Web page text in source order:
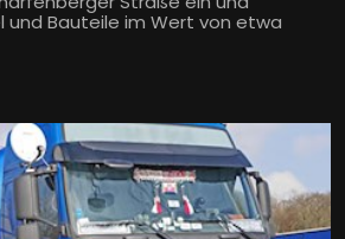
Bauteile im Wert von etwa